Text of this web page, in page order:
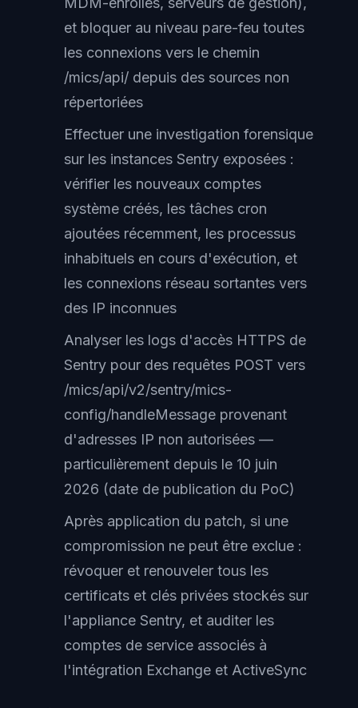
et bloquer au niveau pare-feu toutes
les connexions vers le chemin
/mics/api/ depuis des sources non
répertoriées
Effectuer une investigation forensique
sur les instances Sentry exposées :
vérifier les nouveaux comptes
système créés, les tâches cron
ajoutées récemment, les processus
inhabituels en cours d'exécution, et
les connexions réseau sortantes vers
des IP inconnues
Analyser les logs d'accès HTTPS de
Sentry pour des requêtes POST vers
/mics/api/v2/sentry/mics-
config/handleMessage provenant
d'adresses IP non autorisées —
particulièrement depuis le 10 juin
2026 (date de publication du PoC)
Après application du patch, si une
compromission ne peut être exclue :
révoquer et renouveler tous les
certificats et clés privées stockés sur
l'appliance Sentry, et auditer les
comptes de service associés à
l'intégration Exchange et ActiveSync